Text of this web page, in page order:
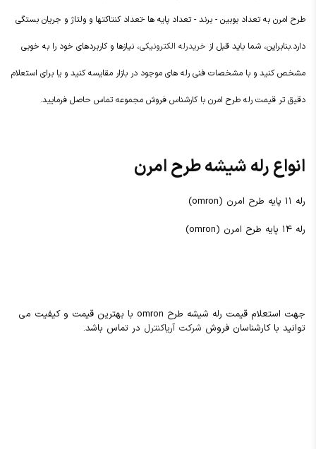
طرح امرن به تعداد بوبین - برند - تعداد پایه ها -تعداد کنتاکتها و ولتاژ و جریان بستگی
دارد.بنابراین، شما باید قبل از خرید رله الکترونیکی، نیازها و کاربردهای خود را به خوبی
مشخص کنید و با مشخصات فنی رله های موجود در بازار مقایسه کنید و یا برای استعلام
دقيق تر قیمت رله طرح امرن با کارشناس فروش مجموعه تماس حاصل فرمایید.
انواع رله شیشه طرح امرن
رله ۱۱ پایه طرح امرن (omron)
رله ۱۴ پایه طرح امرن (omron)
جهت استعلام قیمت رله شیشه طرح omron با بهترین قیمت و کیفیت می
توانید با کارشناسان فروش شرکت آریاکنترل در تماس باشد.